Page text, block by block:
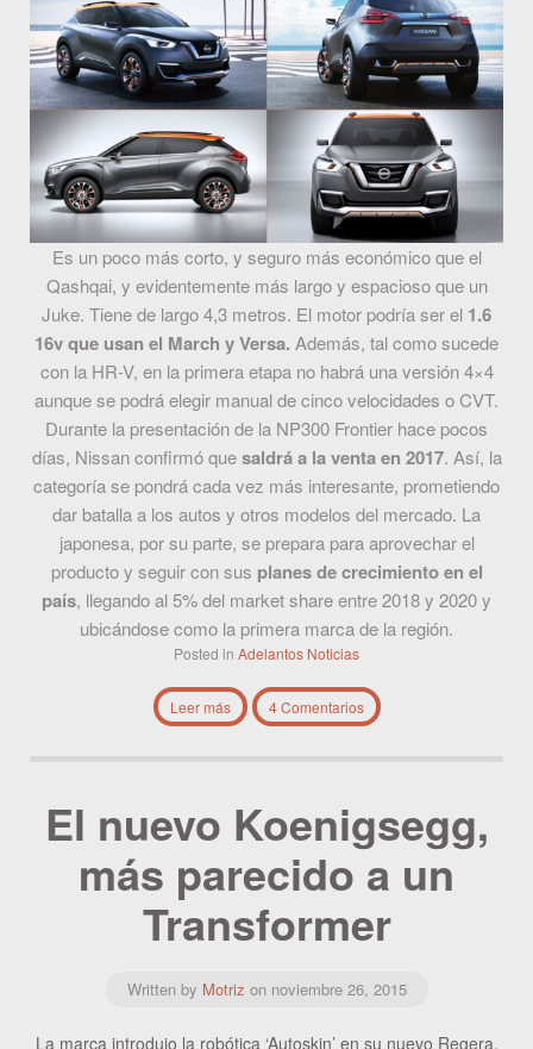
Es un poco más corto, y seguro más económico que el
Qashqai, y evidentemente más largo y espacioso que un
Juke. Tiene de largo 4,3 metros. El motor podría ser el 1.6
16v que usan el March y Versa. Además, tal como sucede
con la HR-V, en la primera etapa no habrá una versión 4×4
aunque se podrá elegir manual de cinco velocidades o CVT.
Durante la presentación de la NP300 Frontier hace pocos
días, Nissan confirmó quesaldrá a la venta en 2017. Así, la
categoría se pondrá cada vez más interesante, prometiendo
dar batalla a los autos y otros modelos del mercado. La
japonesa, por su parte, se prepara para aprovechar el
producto y seguir con sus planes de crecimiento en el
país, llegando al 5% del market share entre 2018 y 2020 y
ubicándose como la primera marca de la región.
Posted in Adelantos Noticias
Leer más 4 Comentarios
El nuevo Koenigsegg,
más parecido a un
Transformer
Written by Motriz on noviembre 26, 2015
La marca introdujo la robótica ‘Autoskin’ en su nuevo Regera,